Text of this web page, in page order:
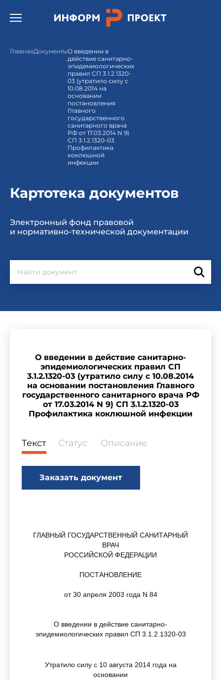
Открыть бургер меню.
ГлавнаяДокументыО введении в
действие санитарно-
эпидемиологических
правил СП 3.1.2.1320-
03 (утратило силу с
10.08.2014 на
основании
постановления
Главного
государственного
санитарного врача
РФ от 17.03.2014 N 9)
СП 3.1.2.1320-03
Профилактика
коклюшной
инфекции
Картотека документов
Электронный фонд правовой
и нормативно-технической документации
О введении в действие санитарно-
эпидемиологических правил СП
3.1.2.1320-03 (утратило силу с 10.08.2014
на основании постановления Главного
государственного санитарного врача РФ
от 17.03.2014 N 9) СП 3.1.2.1320-03
Профилактика коклюшной инфекции
Текст Статус Описание
Заказать документ
ГЛАВНЫЙ ГОСУДАРСТВЕННЫЙ САНИТАРНЫЙ
ВРАЧ
РОССИЙСКОЙ ФЕДЕРАЦИИ
ПОСТАНОВЛЕНИЕ
от 30 апреля 2003 года N 84
О введении в действие санитарно-
эпидемиологических правил СП 3.1.2.1320-03
Утратило силу с 10 августа 2014 года на
основании